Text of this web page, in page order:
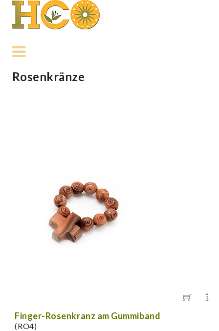
Rosenkränze
Finger-Rosenkranz am Gummiband
(RO4)